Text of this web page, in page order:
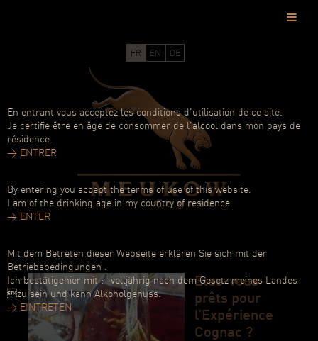
FR |EN |DE
Etes-vous
prêts pour
l’Expérience
Cognac ?
En entrant vous acceptez les conditions d'utilisation de ce site.
Je certifie être en âge de consommer de l'alcool dans mon pays de
résidence.
> ENTRER
By entering you accept the terms of use of this website.
I am of the drinking age in my country of residence.
> ENTER
Mit dem Betreten dieser Webseite erklären Sie sich mit der
Betriebsbedingungen .
Ich bestätigehier mit : -volljährig nach dem Gesetz meines Landes
zu sein und kann Alkoholgenuss.
> EINTRETEN